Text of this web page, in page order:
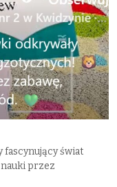
fascynujący świat
przez